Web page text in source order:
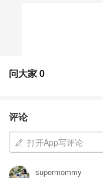
问大家0
评论
打开App写评论
supermommy